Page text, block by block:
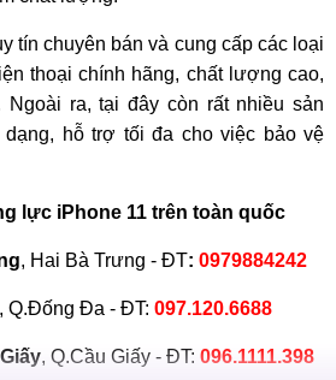
tín chuyên bán và cung cấp các loại
thoại chính hãng, chất lượng cao,
Ngoài ra, tại đây còn rất nhiều sản
hỗ trợ tối đa cho việc bảo vệ
lực iPhone 11 trên toàn quốc
, Hai Bà Trưng - ĐT: 0979884242
Q.Đống Đa - ĐT: 097.120.6688
, Q.Cầu Giấy - ĐT: 096.1111.398